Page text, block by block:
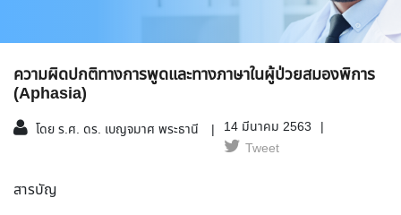
ผู้ป่วยสมองพิการ (Aphasia)
ความผิดปกติทางการพูดและทางภาษาในผู้ป่วยสมองพิการ
(Aphasia)
โดย ร.ศ. ดร. เบญจมาศ พระธานี
14 มีนาคม 2563
Tweet
สารบัญ